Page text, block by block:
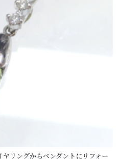
ヤリングからペンダントにリフォー